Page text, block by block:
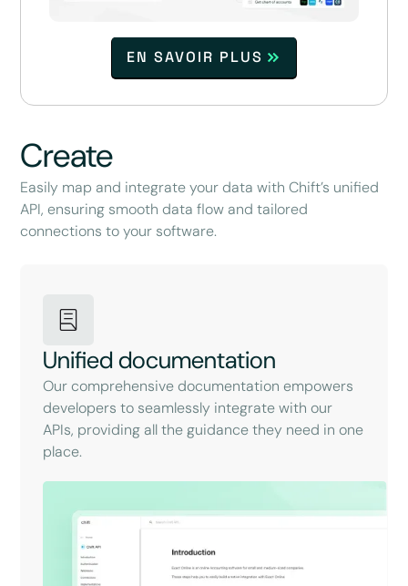
EN SAVOIR PLUS
Create
Easily map and integrate your data with Chift’s unified
API, ensuring smooth data flow and tailored
connections to your software.
Unified documentation
Our comprehensive documentation empowers
developers to seamlessly integrate with our
APIs, providing all the guidance they need in one
place.